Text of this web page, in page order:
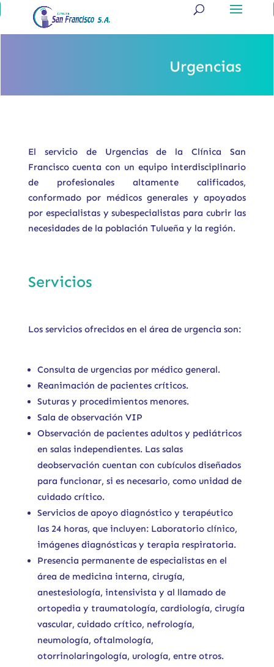
Urgencias
El servicio de Urgencias de la Clínica San
Francisco cuenta con un equipo interdisciplinario
de profesionales altamente calificados,
conformado por médicos generales y apoyados
por especialistas y subespecialistas para cubrir las
necesidades de la población Tulueña y la región.
Servicios
Los servicios ofrecidos en el área de urgencia son:
Consulta de urgencias por médico general.
Reanimación de pacientes críticos.
Suturas y procedimientos menores.
Sala de observación VIP
Observación de pacientes adultos y pediátricos
en salas independientes. Las salas
deobservación cuentan con cubículos diseñados
para funcionar, si es necesario, como unidad de
cuidado crítico.
Servicios de apoyo diagnóstico y terapéutico
las 24 horas, que incluyen: Laboratorio clínico,
imágenes diagnósticas y terapia respiratoria.
Presencia permanente de especialistas en el
área de medicina interna, cirugía,
anestesiología, intensivista y al llamado de
ortopedia y traumatología, cardiología, cirugía
vascular, cuidado crítico, nefrología,
neumología, oftalmología,
otorrinolaringología, urología, entre otros.